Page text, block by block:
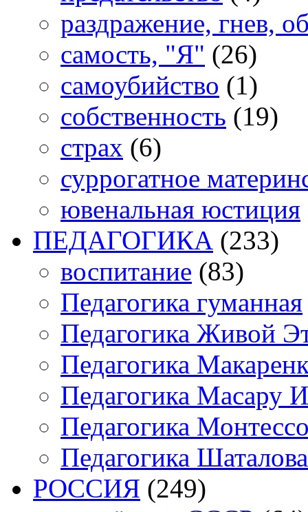
раздражение, гнев,
самость, "Я" (26)
самоубийство (1)
собственность (19)
страх (6)
суррогатное
ювенальная юстиция
ПЕДАГОГИКА (233)
воспитание (83)
Педагогика гуманная
Педагогика Живой
Педагогика
Педагогика Масару
Педагогика
Педагогика Шаталова
РОССИЯ (249)